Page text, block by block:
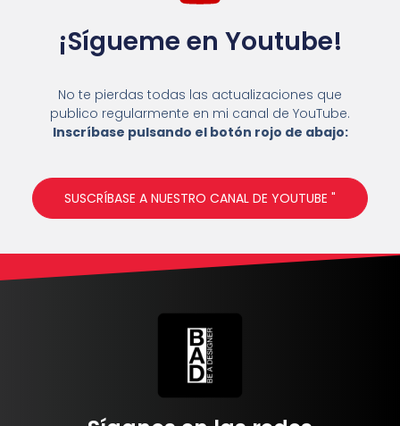
¡Sígueme en Youtube!
No te pierdas todas las actualizaciones que
publico regularmente en mi canal de YouTube.
Inscríbase pulsando el botón rojo de abajo:
SUSCRÍBASE A NUESTRO CANAL DE YOUTUBE "